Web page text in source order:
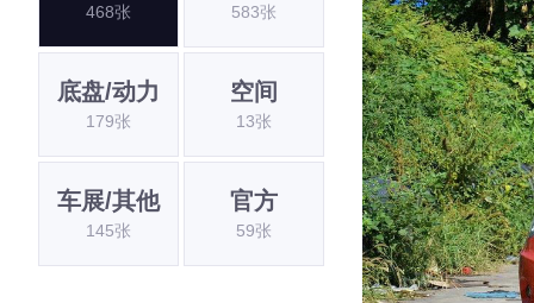
468张 583张
底盘/动力
179张
空间
13张
车展/其他
145张
官方
59张